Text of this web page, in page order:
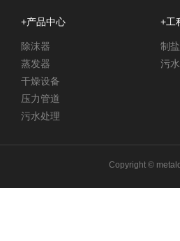
+产品中心
除沫器
蒸发器
干燥设备
压力管道
污水处理
+工
制
污
Copyright ©